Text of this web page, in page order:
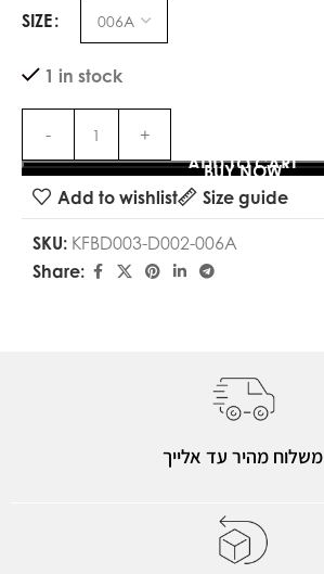
SIZE
1 in stock
ADD TO CART
BUY NOW
Add to wishlist
Size guide
SKU: KFBD003-D002-006A
Share:
משלוח מהיר עד אלייך